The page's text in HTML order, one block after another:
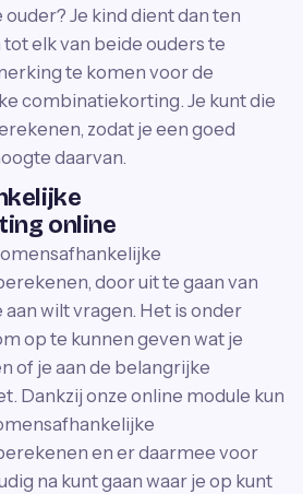
Je kind dient dan ten
elk van beide ouders te
te komen voor de
combinatiekorting. Je kunt die
zodat je een goed
daarvan.
online
door uit te gaan van
aan wilt vragen. Het is onder
op te kunnen geven wat je
of je aan de belangrijke
Dankzij onze online module kun
en er daarmee voor
na kunt gaan waar je op kunt